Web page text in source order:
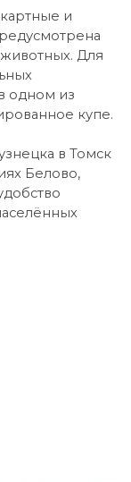
и
Для
одном из
купе.
в Томск
Белово,